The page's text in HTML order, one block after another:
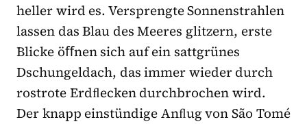
heller wird es. Versprengte Sonnenstrahlen
lassen das Blau des Meeres glitzern, erste
Blicke öﬀnen sich auf ein sattgrünes
Dschungeldach, das immer wieder durch
rostrote Erdﬂecken durchbrochen wird.
Der knapp einstündige Anﬂug von São Tomé